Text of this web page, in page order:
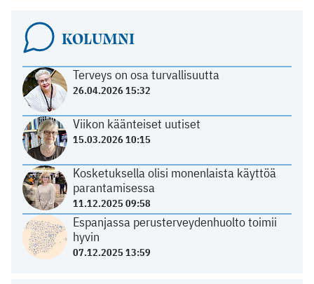
KOLUMNI
Terveys on osa turvallisuutta
26.04.2026 15:32
Viikon käänteiset uutiset
15.03.2026 10:15
Kosketuksella olisi monenlaista käyttöä
parantamisessa
11.12.2025 09:58
Espanjassa perusterveydenhuolto toimii
hyvin
07.12.2025 13:59